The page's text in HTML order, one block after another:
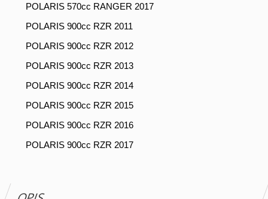
POLARIS 570cc RANGER 2017
POLARIS 900cc RZR 2011
POLARIS 900cc RZR 2012
POLARIS 900cc RZR 2013
POLARIS 900cc RZR 2014
POLARIS 900cc RZR 2015
POLARIS 900cc RZR 2016
POLARIS 900cc RZR 2017